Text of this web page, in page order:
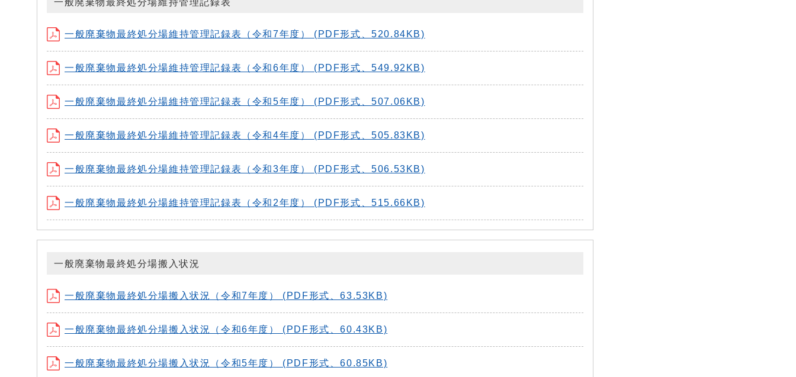
一般廃棄物最終処分場維持管理記録表
一般廃棄物最終処分場維持管理記録表（令和7年度） (PDF形式、520.84KB)
一般廃棄物最終処分場維持管理記録表（令和6年度） (PDF形式、549.92KB)
一般廃棄物最終処分場維持管理記録表（令和5年度） (PDF形式、507.06KB)
一般廃棄物最終処分場維持管理記録表（令和4年度） (PDF形式、505.83KB)
一般廃棄物最終処分場維持管理記録表（令和3年度） (PDF形式、506.53KB)
一般廃棄物最終処分場維持管理記録表（令和2年度） (PDF形式、515.66KB)
一般廃棄物最終処分場搬入状況
一般廃棄物最終処分場搬入状況（令和7年度） (PDF形式、63.53KB)
一般廃棄物最終処分場搬入状況（令和6年度） (PDF形式、60.43KB)
一般廃棄物最終処分場搬入状況（令和5年度） (PDF形式、60.85KB)